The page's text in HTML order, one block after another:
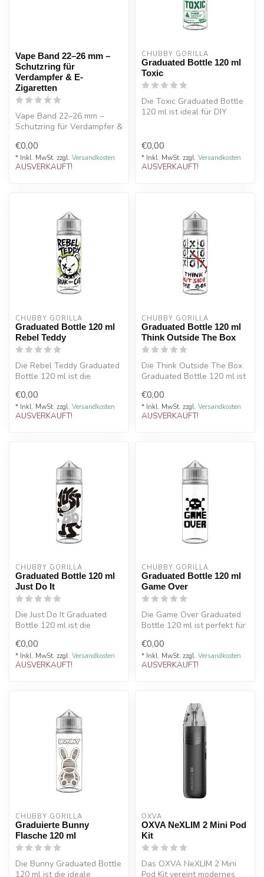
Vape Band 22–26 mm –
Schutzring für
Verdampfer & E-
Zigaretten
Vape Band 22–26 mm –
Schutzring für Verdampfer &
€0,00
* Inkl. MwSt. zzgl. Versandkosten
AUSVERKAUFT!
CHUBBY GORILLA
Graduated Bottle 120 ml
Toxic
Die Toxic Graduated Bottle
120 ml ist ideal für DIY
€0,00
* Inkl. MwSt. zzgl. Versandkosten
AUSVERKAUFT!
CHUBBY GORILLA
Graduated Bottle 120 ml
Rebel Teddy
Die Rebel Teddy Graduated
Bottle 120 ml ist die
zum ...
€0,00
* Inkl. MwSt. zzgl. Versandkosten
AUSVERKAUFT!
CHUBBY GORILLA
Graduated Bottle 120 ml
Think Outside The Box
Die Think Outside The Box
Graduated Bottle 120 ml ist
€0,00
* Inkl. MwSt. zzgl. Versandkosten
AUSVERKAUFT!
CHUBBY GORILLA
Graduated Bottle 120 ml
Just Do It
Die Just Do It Graduated
Bottle 120 ml ist die
zum M...
€0,00
* Inkl. MwSt. zzgl. Versandkosten
AUSVERKAUFT!
CHUBBY GORILLA
Graduated Bottle 120 ml
Game Over
Die Game Over Graduated
Bottle 120 ml ist perfekt für
€0,00
* Inkl. MwSt. zzgl. Versandkosten
AUSVERKAUFT!
CHUBBY GORILLA
Graduierte Bunny
Flasche 120 ml
Die Bunny Graduated Bottle
120 ml ist die ideale
OXVA
OXVA NeXLIM 2 Mini Pod
Kit
Das OXVA NeXLIM 2 Mini
Pod Kit vereint modernes